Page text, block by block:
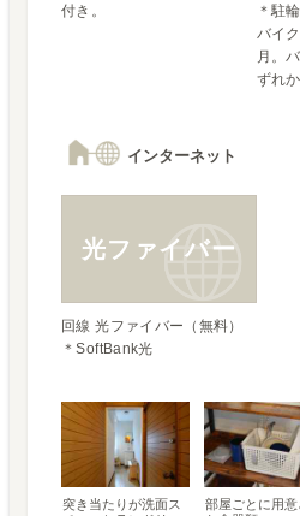
付き。
＊駐
バイ
月。
ずれ
インターネット
光ファイバー
回線 光ファイバー（無料）
＊SoftBank光
突き当たりが洗面ス
部屋ごとに用